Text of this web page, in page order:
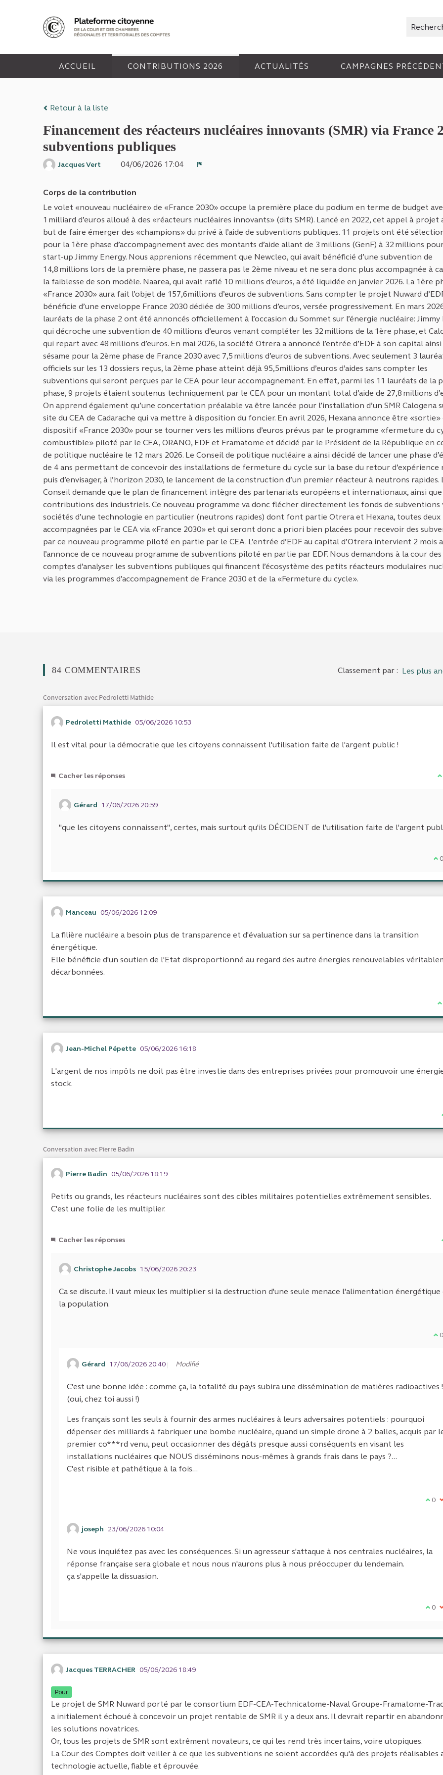
Rechercher
ACCUEIL CONTRIBUTIONS 2026 ACTUALITÉS CAMPAGNES
Retour à la liste
Financement des réacteurs nucléaires innovants (SMR) via France
subventions publiques
Jacques Vert
04/06/2026 17:04
Corps de la contribution
Le volet «nouveau nucléaire» de «France 2030» occupe la première place du podium en terme de budget
1 milliard d’euros alloué à des «réacteurs nucléaires innovants» (dits SMR). Lancé en 2022, cet appel à projet
but de faire émerger des «champions» du privé à l’aide de subventions publiques. 11 projets ont été
pour la 1ère phase d’accompagnement avec des montants d’aide allant de 3 millions (GenF) à 32 millions
start-up Jimmy Energy. Nous apprenions récemment que Newcleo, qui avait bénéficié d’une subvention de
14,8 millions lors de la première phase, ne passera pas le 2ème niveau et ne sera donc plus accompagnée à
la faiblesse de son modèle. Naarea, qui avait raflé 10 millions d’euros, a été liquidée en janvier 2026. La 1ère
«France 2030» aura fait l’objet de 157,6millions d’euros de subventions. Sans compter le projet Nuward
bénéficie d’une enveloppe France 2030 dédiée de 300 millions d’euros, versée progressivement. En mars
lauréats de la phase 2 ont été annoncés officiellement à l’occasion du Sommet sur l’énergie nucléaire: Jimmy
qui décroche une subvention de 40 millions d’euros venant compléter les 32 millions de la 1ère phase, et
qui repart avec 48 millions d’euros. En mai 2026, la société Otrera a annoncé l’entrée d’EDF à son capital
sésame pour la 2ème phase de France 2030 avec 7,5 millions d’euros de subventions. Avec seulement 3
officiels sur les 13 dossiers reçus, la 2ème phase atteint déjà 95,5millions d’euros d’aides sans compter les
subventions qui seront perçues par le CEA pour leur accompagnement. En effet, parmi les 11 lauréats de la
phase, 9 projets étaient soutenus techniquement par le CEA pour un montant total d’aide de 27,8 millions
On apprend également qu’une concertation préalable va être lancée pour l’installation d’un SMR Calogena
site du CEA de Cadarache qui va mettre à disposition du foncier. En avril 2026, Hexana annonce être «sortie»
dispositif «France 2030» pour se tourner vers les millions d’euros prévus par le programme «fermeture du
combustible» piloté par le CEA, ORANO, EDF et Framatome et décidé par le Président de la République en
de politique nucléaire le 12 mars 2026. Le Conseil de politique nucléaire a ainsi décidé de lancer une phase
de 4 ans permettant de concevoir des installations de fermeture du cycle sur la base du retour d’expérience
puis d’envisager, à l’horizon 2030, le lancement de la construction d’un premier réacteur à neutrons rapides.
Conseil demande que le plan de financement intègre des partenariats européens et internationaux, ainsi que
contributions des industriels. Ce nouveau programme va donc flécher directement les fonds de subventions
sociétés d’une technologie en particulier (neutrons rapides) dont font partie Otrera et Hexana, toutes deux
accompagnées par le CEA via «France 2030» et qui seront donc a priori bien placées pour recevoir des
par ce nouveau programme piloté en partie par le CEA. L’entrée d’EDF au capital d’Otrera intervient 2 mois
l’annonce de ce nouveau programme de subventions piloté en partie par EDF. Nous demandons à la cour des
comptes d’analyser les subventions publiques qui financent l’écosystème des petits réacteurs modulaires
via les programmes d’accompagnement de France 2030 et de la «Fermeture du cycle».
84 COMMENTAIRES Classement par : Les plus
Conversation avec Pedroletti Mathide
Pedroletti Mathide 05/06/2026 10:53
Il est vital pour la démocratie que les citoyens connaissent l'utilisation faite de l'argent public !
Cacher les réponses
Gérard 17/06/2026 20:59
"que les citoyens connaissent", certes, mais surtout qu'ils DÉCIDENT de l'utilisation faite de l'argent
Je0
Manceau 05/06/2026 12:09
La filière nucléaire a besoin plus de transparence et d'évaluation sur sa pertinence dans la transition
énergétique.
Elle bénéficie d'un soutien de l'Etat disproportionné au regard des autre énergies renouvelables
décarbonnées.
Jean-Michel Pépette 05/06/2026 16:18
L'argent de nos impôts ne doit pas être investie dans des entreprises privées pour promouvoir une
stock.
Conversation avec Pierre Badin
Pierre Badin 05/06/2026 18:19
Petits ou grands, les réacteurs nucléaires sont des cibles militaires potentielles extrêmement sensibles.
C'est une folie de les multiplier.
Cacher les réponses
Christophe Jacobs 15/06/2026 20:23
Ca se discute. Il vaut mieux les multiplier si la destruction d'une seule menace l'alimentation énergétique
la population.
Je0
Gérard 17/06/2026 20:40 Modifié
C'est une bonne idée : comme ça, la totalité du pays subira une dissémination de matières radioactives
(oui, chez toi aussi !)
Les français sont les seuls à fournir des armes nucléaires à leurs adversaires potentiels : pourquoi
dépenser des milliards à fabriquer une bombe nucléaire, quand un simple drone à 2 balles, acquis par
premier co***rd venu, peut occasionner des dégâts presque aussi conséquents en visant les
installations nucléaires que NOUS disséminons nous-mêmes à grands frais dans le pays ?...
C'est risible et pathétique à la fois...
Je0
joseph 23/06/2026 10:04
Ne vous inquiétez pas avec les conséquences. Si un agresseur s'attaque à nos centrales nucléaires, la
réponse française sera globale et nous nous n'aurons plus à nous préoccuper du lendemain.
ça s'appelle la dissuasion.
Je0
Jacques TERRACHER 05/06/2026 18:49
Pour
Le projet de SMR Nuward porté par le consortium EDF-CEA-Technicatome-Naval Groupe-Framatome-
a initialement échoué à concevoir un projet rentable de SMR il y a deux ans. Il devrait repartir en
les solutions novatrices.
Or, tous les projets de SMR sont extrêment novateurs, ce qui les rend très incertains, voire utopiques.
La Cour des Comptes doit veiller à ce que les subventions ne soient accordées qu'à des projets réalisables
technologie actuelle, fiable et éprouvée.